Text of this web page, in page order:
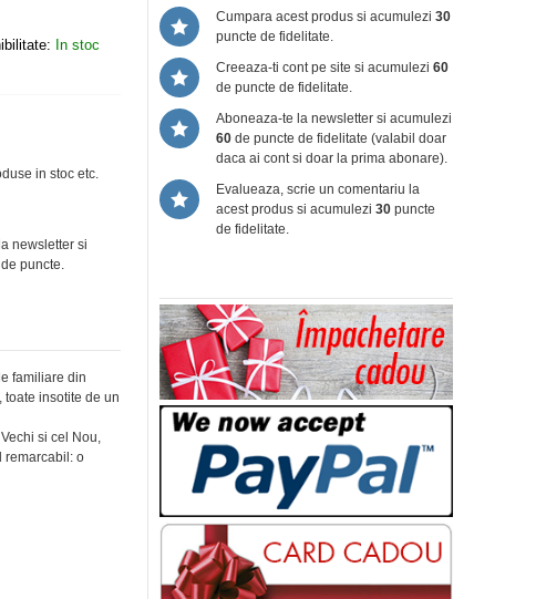
In stoc
in stoc etc.
newsletter si
puncte.
Cumpara acest produs si acumulezi 30
puncte de fidelitate.
Creeaza-ti cont pe site si acumulezi 60
de puncte de fidelitate.
Aboneaza-te la newsletter si acumulezi
60de puncte de fidelitate (valabil doar
daca ai cont si doar la prima abonare).
Evalueaza, scrie un comentariu la
acest produs si acumulezi 30puncte
de fidelitate.
familiare din
insotite de un
si cel Nou,
remarcabil: o